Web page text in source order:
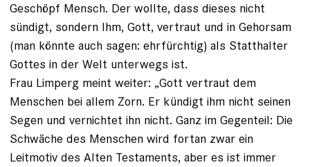
Geschöpf Mensch. Der wollte, dass dieses nicht
sündigt, sondern Ihm, Gott, vertraut und in Gehorsam
(man könnte auch sagen: ehrfürchtig) als Statthalter
Gottes in der Welt unterwegs ist.
Frau Limperg meint weiter: „Gott vertraut dem
Menschen bei allem Zorn. Er kündigt ihm nicht seinen
Segen und vernichtet ihn nicht. Ganz im Gegenteil: Die
Schwäche des Menschen wird fortan zwar ein
Leitmotiv des Alten Testaments, aber es ist immer